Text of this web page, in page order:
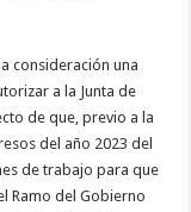
consideración una
a la Junta de
de que, previo a la
del año 2023 del
de trabajo para que
Ramo del Gobierno